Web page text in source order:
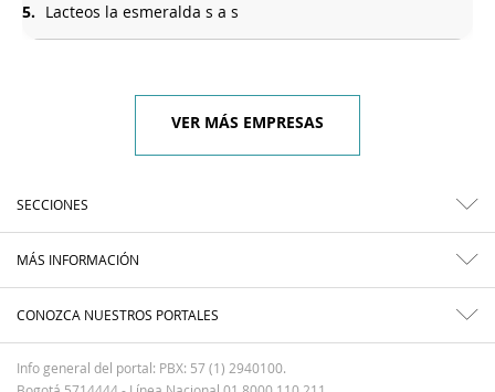
5. Lacteos la esmeralda s a s
VER MÁS EMPRESAS
SECCIONES
MÁS INFORMACIÓN
CONOZCA NUESTROS PORTALES
Info general del portal: PBX: 57 (1) 2940100.